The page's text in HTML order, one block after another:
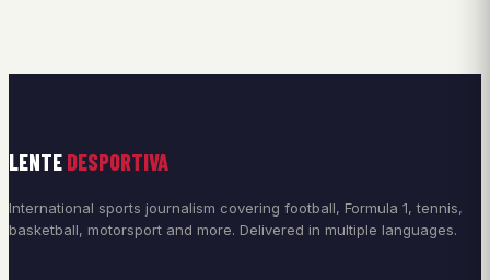
LENTE DESPORTIVA
International sports journalism covering football, Formula 1, tennis,
basketball, motorsport and more. Delivered in multiple languages.